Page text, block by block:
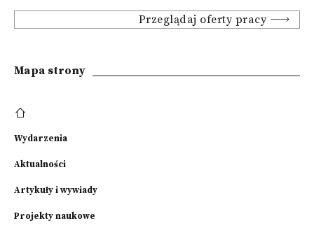
Przeglądaj oferty pracy
Mapa strony
Wydarzenia
Aktualności
Artykuły i wywiady
Projekty naukowe